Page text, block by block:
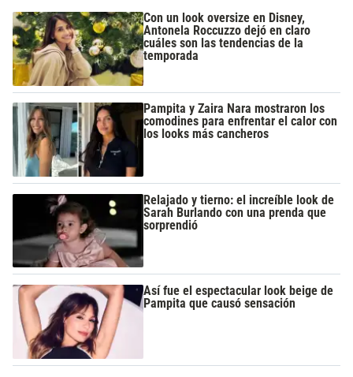
Con un look oversize en Disney,
Antonela Roccuzzo dejó en claro
cuáles son las tendencias de la
temporada
Pampita y Zaira Nara mostraron los
comodines para enfrentar el calor con
los looks más cancheros
Relajado y tierno: el increíble look de
Sarah Burlando con una prenda que
sorprendió
Así fue el espectacular look beige de
Pampita que causó sensación